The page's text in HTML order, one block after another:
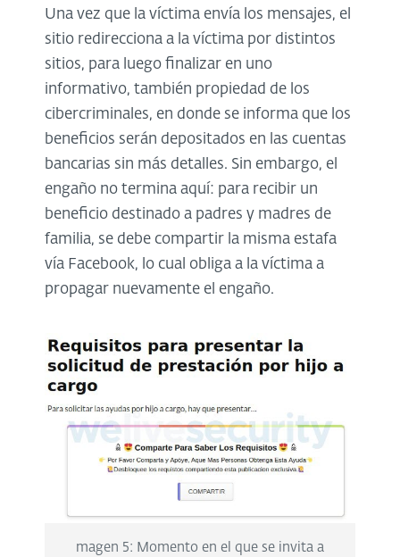
Una vez que la víctima envía los mensajes, el
sitio redirecciona a la víctima por distintos
sitios, para luego finalizar en uno
informativo, también propiedad de los
cibercriminales, en donde se informa que los
beneficios serán depositados en las cuentas
bancarias sin más detalles. Sin embargo, el
engaño no termina aquí: para recibir un
beneficio destinado a padres y madres de
familia, se debe compartir la misma estafa
vía Facebook, lo cual obliga a la víctima a
propagar nuevamente el engaño.
magen 5: Momento en el que se invita a